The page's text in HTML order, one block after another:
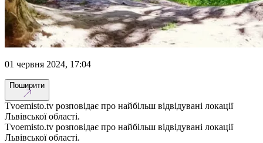
01 червня 2024, 17:04
Поширити
Tvoemisto.tv розповідає про найбільш відвідувані локації
Львівської області.
Tvoemisto.tv розповідає про найбільш відвідувані локації
Львівської області.